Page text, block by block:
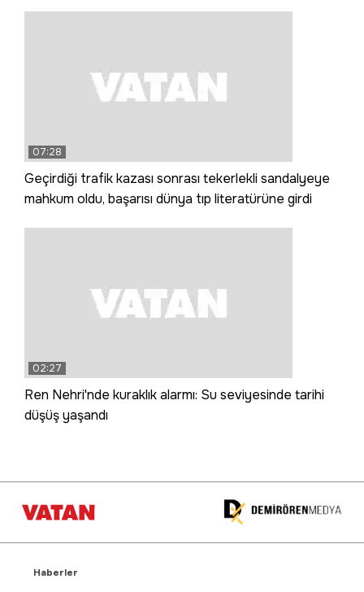
07:28
Geçirdiği trafik kazası sonrası tekerlekli sandalyeye
mahkum oldu, başarısı dünya tıp literatürüne girdi
02:27
Ren Nehri'nde kuraklık alarmı: Su seviyesinde tarihi
düşüş yaşandı
Haberler